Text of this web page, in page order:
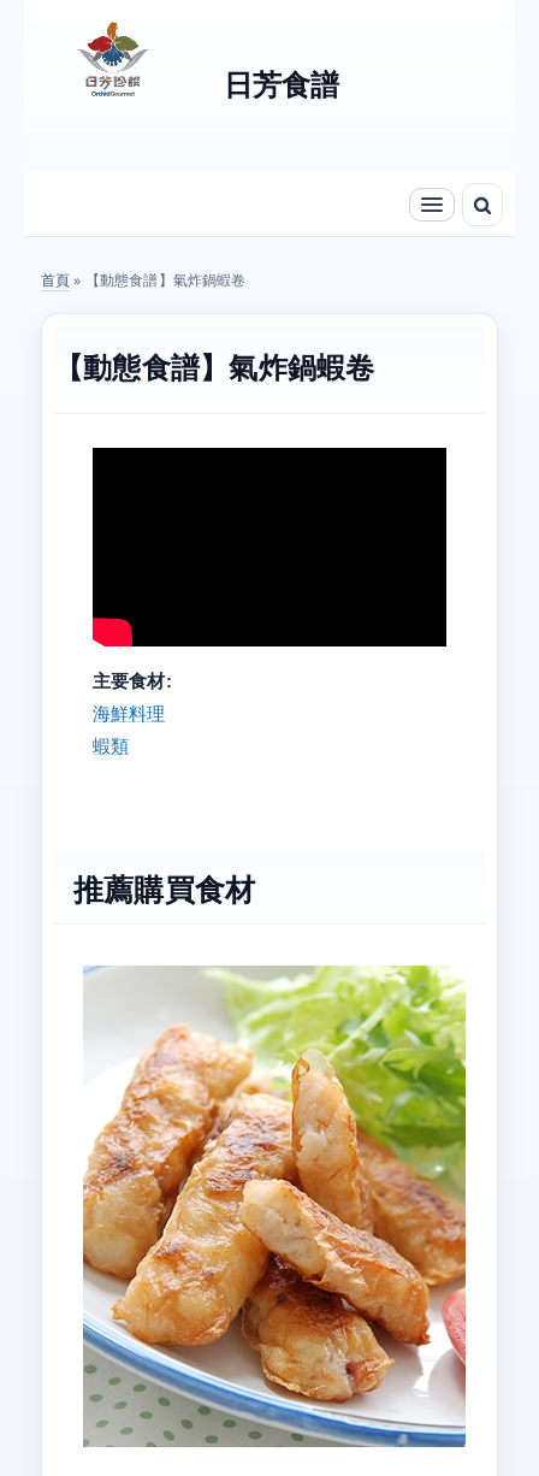
Skip to content
Skip to navigation
日芳食譜
您在這裡
首頁» 【動態食譜】氣炸鍋蝦卷
【動態食譜】氣炸鍋蝦卷
主要食材:
海鮮料理
蝦類
推薦購買食材